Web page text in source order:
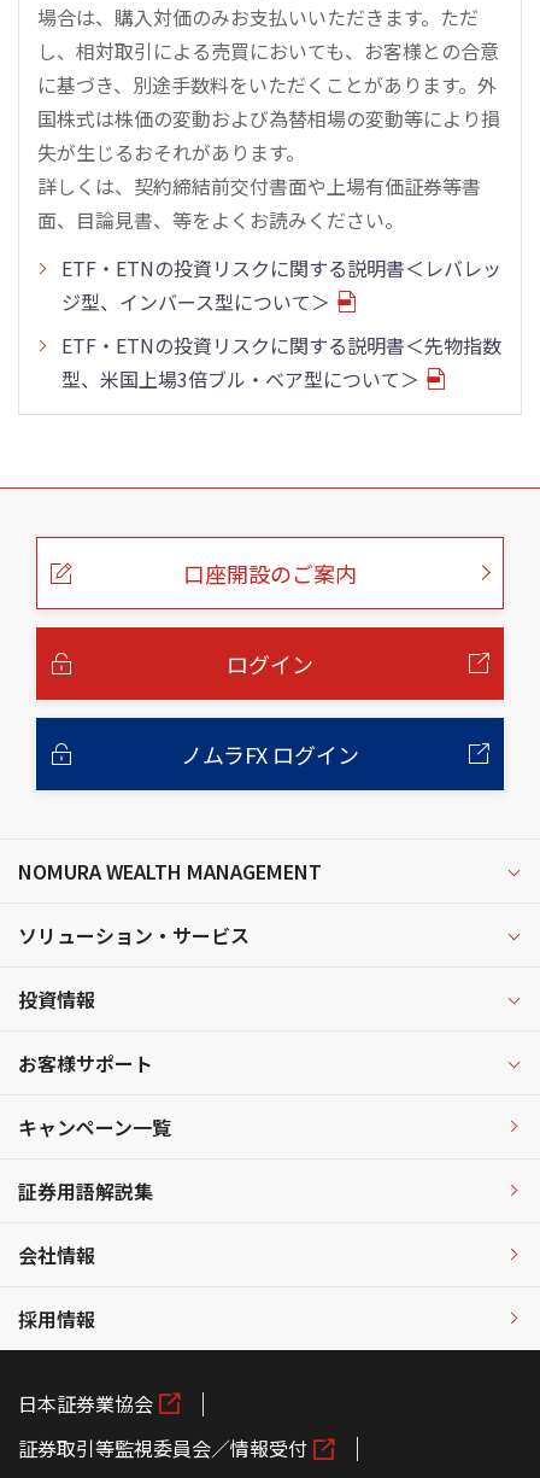
場合は、購入対価のみお支払いいただきます。ただ
し、相対取引による売買においても、お客様との合意
に基づき、別途手数料をいただくことがあります。外
国株式は株価の変動および為替相場の変動等により損
失が生じるおそれがあります。
詳しくは、契約締結前交付書面や上場有価証券等書
面、目論見書、等をよくお読みください。
ETF・ETNの投資リスクに関する説明書＜レバレッ
ジ型、インバース型について＞
ETF・ETNの投資リスクに関する説明書＜先物指数
型、米国上場3倍ブル・ベア型について＞
こ
口座開設のご案内
ログイン
ノムラFX ログイン
NOMURA WEALTH MANAGEMENT
ソリューション・サービス
投資情報
お客様サポート
キャンペーン一覧
証券用語解説集
会社情報
採用情報
日本証券業協会
証券取引等監視委員会／情報受付